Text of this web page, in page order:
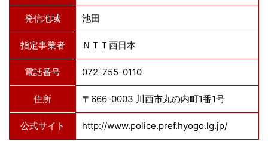
発信地域 池田
指定事業者 ＮＴＴ西日本
電話番号 072-755-0110
住所 〒666-0003 川西市丸の内町1番1号
公式サイト http://www.police.pref.hyogo.lg.jp/